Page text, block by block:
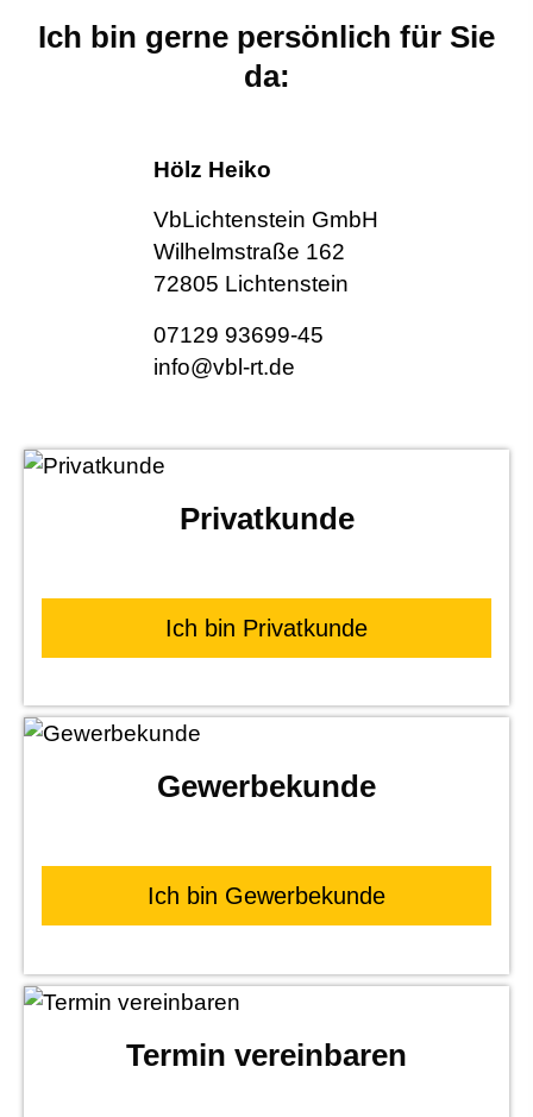
Ich bin gerne persönlich für Sie
da:
Hölz Heiko
VbLichtenstein GmbH
Wilhelmstraße 162
72805 Lichtenstein
07129 93699-45
info@vbl-rt.de
Privatkunde
Ich bin Privatkunde
Gewerbekunde
Ich bin Gewerbekunde
Termin ver­ein­baren